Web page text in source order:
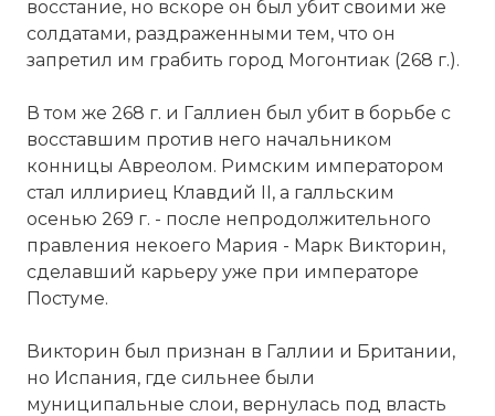
восстание, но вскоре он был убит своими же
солдатами, раздраженными тем, что он
запретил им грабить город Могонтиак (268 г.).
В том же 268 г. и Галлиен был убит в борьбе с
восставшим против него начальником
конницы Авреолом. Римским императором
стал иллириец Клавдий II, а галльским
осенью 269 г. - после непродолжительного
правления некоего Мария - Марк Викторин,
сделавший карьеру уже при императоре
Постуме.
Викторин был признан в Галлии и Британии,
но Испания, где сильнее были
муниципальные слои, вернулась под власть
Галльская империя от Постума до Тетриков
Имя:
Проверочный код: